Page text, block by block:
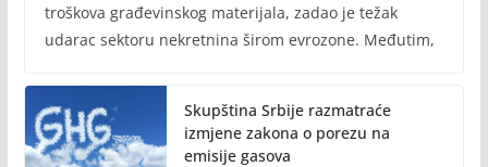
troškova građevinskog materijala, zadao je težak
udarac sektoru nekretnina širom evrozone. Međutim,
Skupština Srbije razmatraće
izmjene zakona o porezu na
emisije gasova